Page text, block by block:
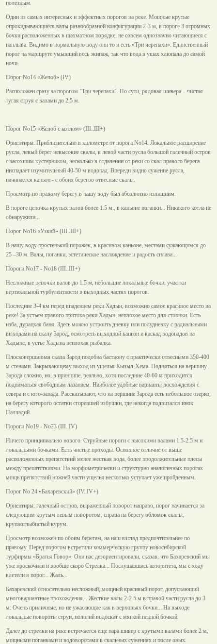
полезным.
Один из самых интересных и эффектных порогов на реке. Мощные крутые
опрокидывающиеся валы разнообразной конфигурации 2-3 м, в пороге 3 огромных
бочки расположенных в шахматном порядке, не совсем однозначно читающиеся с
наплыва. Видимо в нормальную воду они то и есть «Три черепахи». Единственный
порог на маршруте умывший весь экипаж, так что вода в ушах хлюпала до самой
ночи.
Порог No14 «Желоб» (IV)
Расположен сразу за порогом "Три черепахи". По сути, рядовая шивера – чистая
тугая струя с валами до 2.5 м.
Порог No15 «Желоб с котлом» (III..III+)
Ориентиры. Приблизительно в километре от порога No14. Локальное расширение
русла, левый берег невысокие скалы, в левой части русла большой галечный остров
с засохшим кустарником, несколько в отдалении от реки со скал правого берега
ниспадает изумительный 40-50 м водопад. Впереди видно сужение русла,
начинается каньон - с обоих берегов отвесные скалы.
Просмотр по правому берегу в нашу воду был абсолютно излишним.
В пороге цепочка крутых валов более 1.5 м., в каньоне поганки... Никакого котла не
обнаружили...
Порог No16 «Узкий» (III..III+)
В нашу воду простенький порожек, в красивом каньоне, местами сужающимся до
25 –30 м. Валы, поганки, эстетическое наслаждение и радость сплава...
Пороги No17 - No18 (III..III+)
Несложные цепочки валов до 1.5 м, небольшие локальные бочки, участки
вертикальной турбулентности в выходных частях порогов.
Последние 3-4 км перед впадением реки Хадын, возможно самое красивое место на
реке! За устьем правого притока реки Хадын, неплохое место для стоянки. Есть
изба, дурацкая баня. Здесь можно устроить дневку или полудневку с радиальными
выходами на скалу Зарод, осмотреть выходной каньон и каскад водопадов на
Хадыне, в устье Хадына неплохая рыбалка.
Плосковершинная скала Зарод подобна бастиону с практически отвесными 350-400
м стенами. Закрывающему выход из ущелья Кызыл-Хема. Подняться на вершину
Зарода сложно, но, в принципе, реально, хотя последние 40-60 м приходится
подниматься свободным лазанием. Наиболее удобные варианты восхождения с
севера и с юго-запада. Рассказывают, что на вершине Зарода есть небольшое озерко,
на берегу которого остатки сгоревшей избушки, где некогда подвизался инок
Палладий.
Пороги No19 - No23 (III..IV)
Ничего принципиально нового. Струйные пороги с высокими валами 1.5-2.5 м и
локальными бочками. Есть чистые проходы. Основное отличие от выше
расположенных препятствий менее жесткая вода, более продолжительные плесы
между препятствиями. На морфометрически и структурно аналогичных порогах
мощь препятствий нижней части ущелья несколько уступает уже пройденным.
Порог No 24 «Бахаревский» (IV..IV+)
Ориентиры: галечный остров, выраженный поворот направо, порог начинается за
следующим крутым левым поворотом, справа на берегу обломок скалы,
крупноглыбистый курум.
Просмотр возможен по обоим берегам, на наш взгляд предпочтительнее по
правому. Перед порогом встретили коммерческую группу новосибирской
турфирмы «Братья Говор». Они нас дезориентировали, сказав, что Бахаревский мы
уже проскочили и вообще скоро Стрелка... Послушавшись авторитета, мы с ходу
влетели в порог... Жаль...
Бахаревский относительно несложный, мощный красивый порог, допускающий
многовариантные прохождения... Жесткие валы 2-2.5 м в правой части русла до 3
м. Очень приличные, но не ужасающие как в верховьях бочки... На выходе
локальные повороты струи, пологий водоскат с мягкой пенной бочкой.
Далее до стрелки на реке встречается еще пара шивер с крутыми валами более 2 м,
мощными поганками и водоворотами в скальных сужениях и после оных.